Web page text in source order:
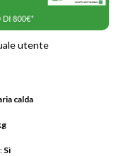
utente
calda
Sì